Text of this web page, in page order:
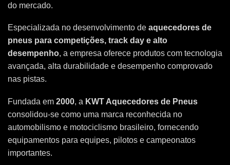
do mercado.
Especializada no desenvolvimento de aquecedores de
pneus para competições, track day e alto
desempenho, a empresa oferece produtos com tecnologia
avançada, alta durabilidade e desempenho comprovado
nas pistas.
Fundada em 2000, a KWT Aquecedores de Pneus
consolidou-se como uma marca reconhecida no
automobilismo e motociclismo brasileiro, fornecendo
equipamentos para equipes, pilotos e campeonatos
importantes.